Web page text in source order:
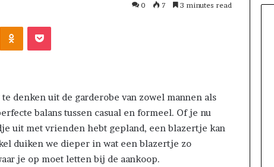
0 7 3 minutes read
denken uit de garderobe van zowel mannen als
balans tussen casual en formeel. Of je nu
uit met vrienden hebt gepland, een blazertje kan
duiken we dieper in wat een blazertje zo
je op moet letten bij de aankoop.
March 26, 2026
One swallow does not make the